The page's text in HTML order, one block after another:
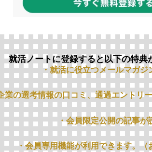
就活ノートに登録すると以下の特典
・就活に役立つメールマガジ
業の選考情報の口コミ、通過エントリ
・会員限定公開の記事
・会員専用機能が利用できます。